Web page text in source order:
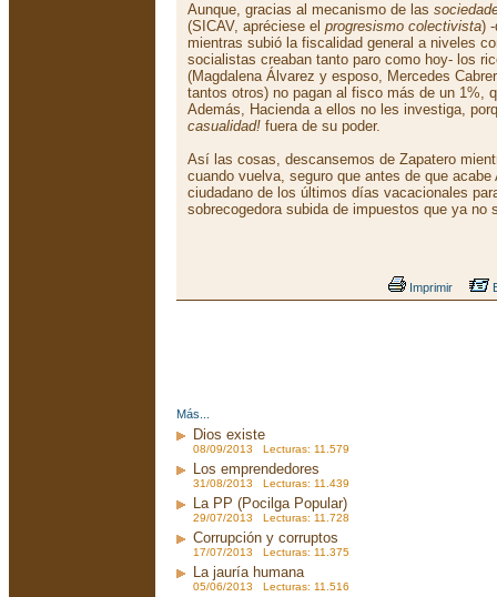
Aunque, gracias al mecanismo de las
(SICAV, apréciese el progresismo colectivista)
mientras subió la fiscalidad general a niveles
socialistas creaban tanto paro como hoy- los
(Magdalena Álvarez y esposo, Mercedes
tantos otros) no pagan al fisco más de un 1%,
Además, Hacienda a ellos no les investiga,
casualidad! fuera de su poder.
Así las cosas, descansemos de Zapatero
cuando vuelva, seguro que antes de que
ciudadano de los últimos días vacacionales
sobrecogedora subida de impuestos que ya no
Imprimir
Más...
Dios existe
08/09/2013 Lecturas: 11.579
Los emprendedores
31/08/2013 Lecturas: 11.439
La PP (Pocilga Popular)
29/07/2013 Lecturas: 11.728
Corrupción y corruptos
17/07/2013 Lecturas: 11.375
La jauría humana
05/06/2013 Lecturas: 11.516